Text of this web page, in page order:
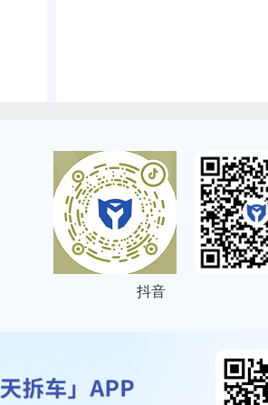
抖音
号